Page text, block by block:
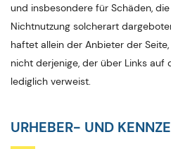
und insbesondere für Schäden,
Nichtnutzung solcherart
haftet allein der Anbieter der
nicht derjenige, der über Links auf
lediglich verweist.
URHEBER- UND